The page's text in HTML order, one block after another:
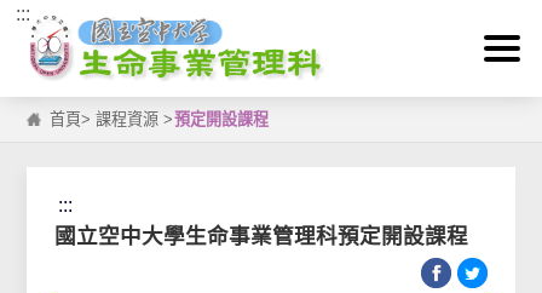
跳到主要內容區塊
:::
首頁>課程資源 >預定開設課程
:::
國立空中大學生命事業管理科預定開設課程